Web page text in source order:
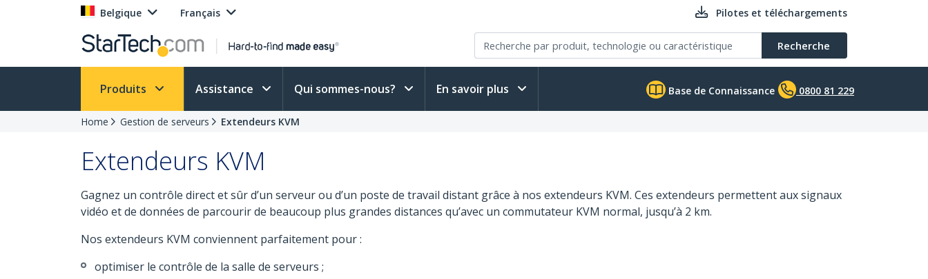
Belgique Français Pilotes et téléchargements
Recherche
Produits Assistance Qui sommes-nous? En savoir plus Base de Connaissance 0800 81 229
Home Gestion de serveurs Extendeurs KVM
Extendeurs KVM
Gagnez un contrôle direct et sûr d’un serveur ou d’un poste de travail distant grâce à nos extendeurs KVM. Ces extendeurs permettent aux signaux
vidéo et de données de parcourir de beaucoup plus grandes distances qu’avec un commutateur KVM normal, jusqu’à 2 km.
Nos extendeurs KVM conviennent parfaitement pour :
optimiser le contrôle de la salle de serveurs ;